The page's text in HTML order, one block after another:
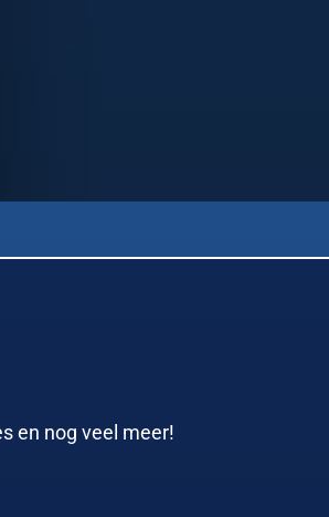
en nog veel meer!